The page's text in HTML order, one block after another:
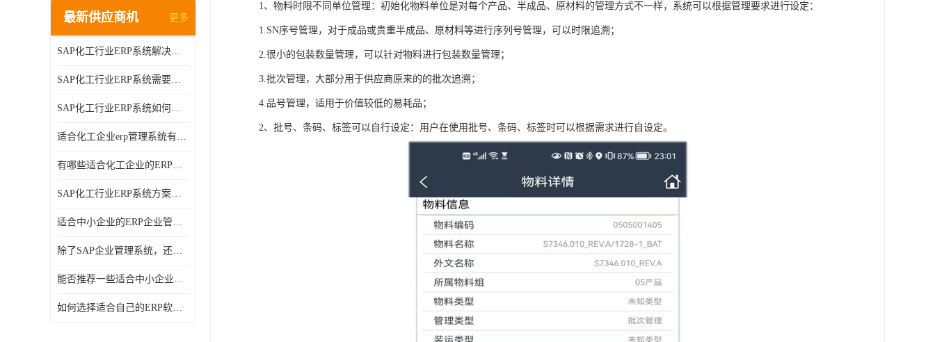
最新供应商机 更多
SAP化工行业ERP系统解决方案的细节和功能介绍？北京奥维奥
SAP化工行业ERP系统需要多少钱？北京奥维奥
SAP化工行业ERP系统如何帮助企业提率和降？北京奥维奥
适合化工企业erp管理系统有哪些？分别有哪些优势?
有哪些适合化工企业的ERP管理系统？分别需要多少钱？
SAP化工行业ERP系统方案介绍？SAP实施商，北京奥维奥
适合中小企业的ERP企业管理系统的价格大概是多少？北京奥维奥
除了SAP企业管理系统，还有哪些类似的企业管理软件可以推荐？
能否推荐一些适合中小企业的ERP企业管理软件？北京奥维奥
如何选择适合自己的ERP软件？北京奥维奥
1、物料时限不同单位管理：初始化物料单位是对每个产品、半成品、原材料的管理方式不一样，系统可以根据管理要求进行设定：
1.SN序号管理，对于成品或贵重半成品、原材料等进行序列号管理，可以时限追溯；
2.很小的包装数量管理，可以针对物料进行包装数量管理；
3.批次管理，大部分用于供应商原来的的批次追溯；
4.品号管理，适用于价值较低的易耗品；
2、批号、条码、标签可以自行设定：用户在使用批号、条码、标签时可以根据需求进行自设定。